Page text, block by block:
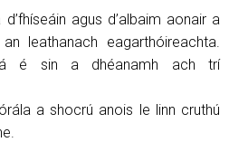
agus d’albaim aonair a
leathanach eagarthóireachta.
é sin a dhéanamh ach trí
a shocrú anois le linn cruthú